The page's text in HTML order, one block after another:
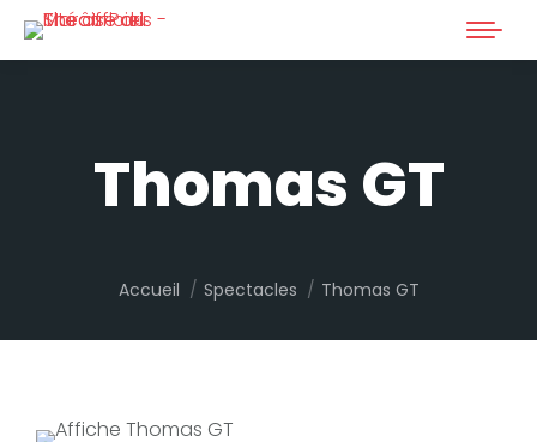
Thomas GT
Vous êtes ici :
Accueil Spectacles Thomas GT